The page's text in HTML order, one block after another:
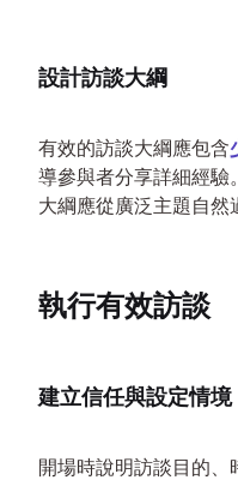
設計訪談大綱
有效的訪談大綱應包含
導參與者分享詳細經驗
大綱應從廣泛主題自然
執行有效訪談
建立信任與設定情境
開場時說明訪談目的